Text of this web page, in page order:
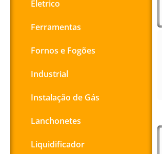
Eletrico
Ferramentas
Fornos e Fogões
Industrial
Instalação de Gás
Lanchonetes
Liquidificador